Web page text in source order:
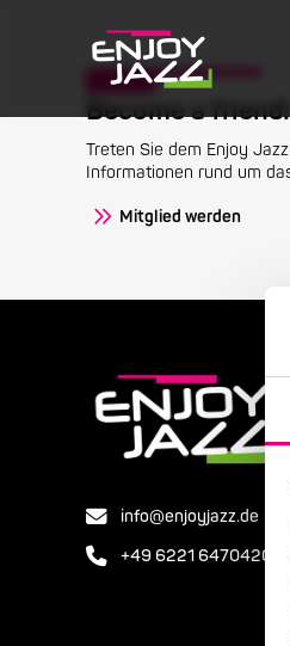
Become a friend!
Treten Sie dem Enjoy
Informationen rund um
Mitglied werden
info@enjoyjazz.de
+49 6221 6470420